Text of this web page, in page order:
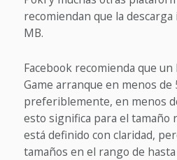
recomiendan que la
MB.
Facebook recomienda que
Game arranque en menos de
preferiblemente, en menos
esto significa para el tamaño
está definido con claridad,
tamaños en el rango de